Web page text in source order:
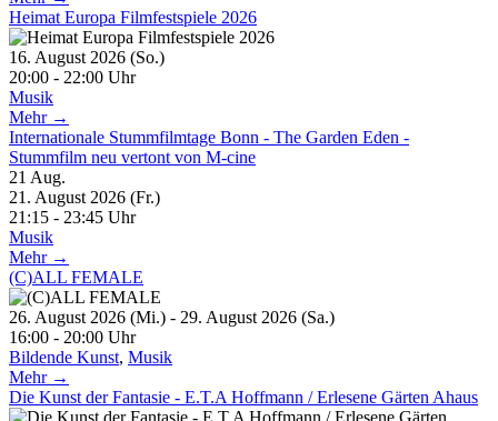
Heimat Europa Filmfestspiele 2026
16. August 2026 (So.)
20:00 - 22:00 Uhr
Musik
Mehr →
Internationale Stummfilmtage Bonn - The Garden Eden -
Stummfilm neu vertont von M-cine
21 Aug.
21. August 2026 (Fr.)
21:15 - 23:45 Uhr
Musik
Mehr →
(C)ALL FEMALE
26. August 2026 (Mi.) - 29. August 2026 (Sa.)
16:00 - 20:00 Uhr
Bildende Kunst, Musik
Mehr →
Die Kunst der Fantasie - E.T.A Hoffmann / Erlesene Gärten Ahaus